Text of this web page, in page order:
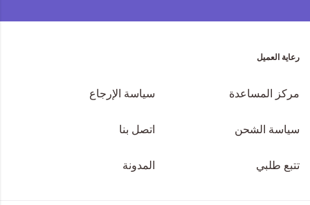
رعاية العميل
مركز المساعدة سياسة الإرجاع
سياسة الشحن اتصل بنا
تتبع طلبي المدونة